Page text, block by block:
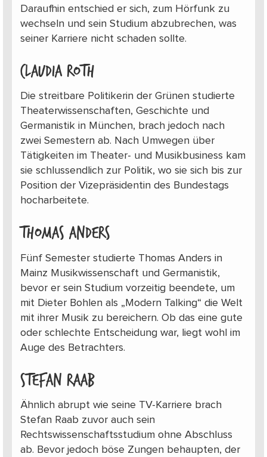
Daraufhin entschied er sich, zum Hörfunk zu
wechseln und sein Studium abzubrechen, was
seiner Karriere nicht schaden sollte.
Claudia Roth
Die streitbare Politikerin der Grünen studierte
Theaterwissenschaften, Geschichte und
Germanistik in München, brach jedoch nach
zwei Semestern ab. Nach Umwegen über
Tätigkeiten im Theater- und Musikbusiness kam
sie schlussendlich zur Politik, wo sie sich bis zur
Position der Vizepräsidentin des Bundestags
hocharbeitete.
Thomas Anders
Fünf Semester studierte Thomas Anders in
Mainz Musikwissenschaft und Germanistik,
bevor er sein Studium vorzeitig beendete, um
mit Dieter Bohlen als „Modern Talking“ die Welt
mit ihrer Musik zu bereichern. Ob das eine gute
oder schlechte Entscheidung war, liegt wohl im
Auge des Betrachters.
Stefan Raab
Ähnlich abrupt wie seine TV-Karriere brach
Stefan Raab zuvor auch sein
Rechtswissenschaftsstudium ohne Abschluss
ab. Bevor jedoch böse Zungen behaupten, der